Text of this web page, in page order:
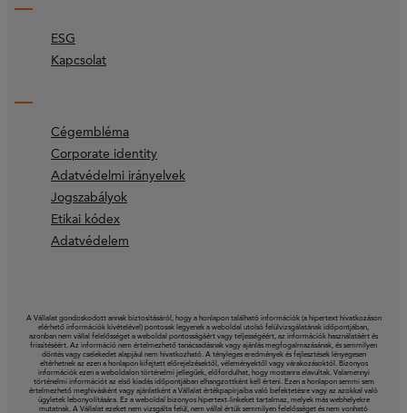
ESG
Kapcsolat
Cégembléma
Corporate identity
Adatvédelmi irányelvek
Jogszabályok
Etikai kódex
Adatvédelem
A Vállalat gondoskodott annak biztosításáról, hogy a honlapon található információk (a hipertext hivatkozáson
elérhető információk kivételével) pontosak legyenek a weboldal utolsó felülvizsgálatának időpontjában,
azonban nem vállal felelősséget a weboldal pontosságáért vagy teljességéért, az információk használatáért és
frissítéséért. Az információ nem értelmezhető tanácsadásnak vagy ajánlás megfogalmazásának, és semmilyen
döntés vagy cselekedet alapjául nem hivatkozható. A tényleges eredmények és fejlesztések lényegesen
eltérhetnek az ezen a honlapon kifejtett előrejelzésektől, véleményektől vagy várakozásoktól. Bizonyos
információk ezen a weboldalon történelmi jellegűek, előfordulhat, hogy mostanra elavultak. Valamennyi
történelmi információt az első kiadás időpontjában elhangzottként kell érteni. Ezen a honlapon semmi sem
értelmezhető meghívásként vagy ajánlatként a Vállalat értékpapírjaiba való befektetésre vagy az azokkal való
ügyletek lebonyolítására. Ez a weboldal bizonyos hipertext-linkeket tartalmaz, melyek más webhelyekre
mutatnak. A Vállalat ezeket nem vizsgálta felül, nem vállal értük semmilyen felelősséget és nem vonható